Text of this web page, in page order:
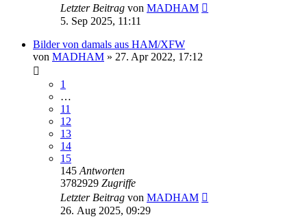
Letzter Beitrag von MADHAM
5. Sep 2025, 11:11
Bilder von damals aus HAM/XFW
von MADHAM » 27. Apr 2022, 17:12
1
…
11
12
13
14
15
145 Antworten
3782929 Zugriffe
Letzter Beitrag von MADHAM
26. Aug 2025, 09:29